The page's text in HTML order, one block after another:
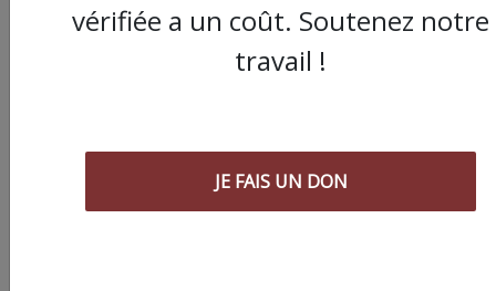
vérifiée a un coût. Soutenez notre
travail !
JE FAIS UN DON